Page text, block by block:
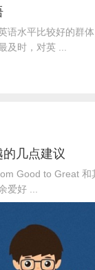
语水平比较好的群
及时，对英 ...
几点建议
Good to Great 和
好 ...